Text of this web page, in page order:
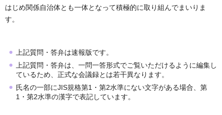
はじめ関係自治体とも一体となって積極的に取り組んでまいりま
す。
上記質問・答弁は速報版です。
上記質問・答弁は、一問一答形式でご覧いただけるように編集し
ているため、正式な会議録とは若干異なります。
氏名の一部にJIS規格第1・第2水準にない文字がある場合、第
1・第2水準の漢字で表記しています。